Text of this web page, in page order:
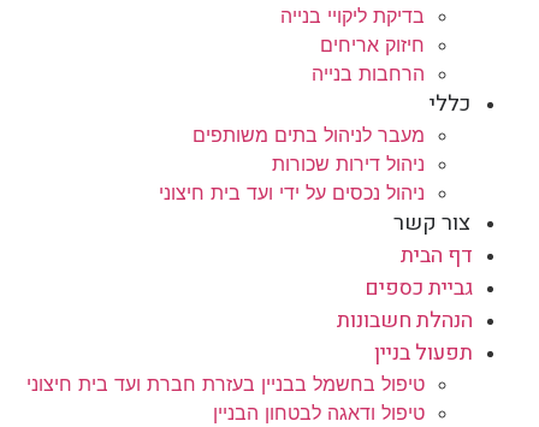
בדיקת ליקויי בנייה
חיזוק אריחים
הרחבות בנייה
כללי
מעבר לניהול בתים משותפים
ניהול דירות שכורות
ניהול נכסים על ידי ועד בית חיצוני
צור קשר
דף הבית
גביית כספים
הנהלת חשבונות
תפעול בניין
טיפול בחשמל בבניין בעזרת חברת ועד בית חיצוני
טיפול ודאגה לבטחון הבניין